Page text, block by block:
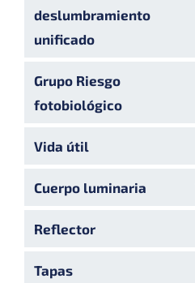
deslumbramiento
unificado
Grupo Riesgo
fotobiológico
Vida útil
Cuerpo luminaria
Reflector
Tapas